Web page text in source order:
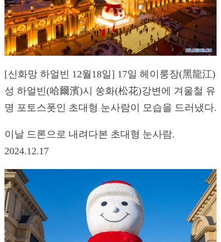
[신화망 하얼빈 12월18일] 17일 헤이룽장(黑龍江)
성 하얼빈(哈爾濱)시 쑹화(松花)강변에 겨울철 유
명 포토스폿인 초대형 눈사람이 모습을 드러냈다.
이날 드론으로 내려다본 초대형 눈사람.
2024.12.17